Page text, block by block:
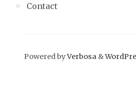
Contact
Powered byVerbosa &